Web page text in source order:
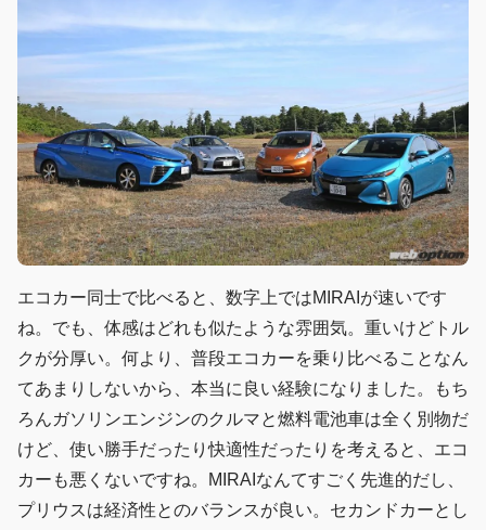
エコカー同士で比べると、数字上ではMIRAIが速いです
ね。でも、体感はどれも似たような雰囲気。重いけどトル
クが分厚い。何より、普段エコカーを乗り比べることなん
てあまりしないから、本当に良い経験になりました。もち
ろんガソリンエンジンのクルマと燃料電池車は全く別物だ
けど、使い勝手だったり快適性だったりを考えると、エコ
カーも悪くないですね。MIRAIなんてすごく先進的だし、
プリウスは経済性とのバランスが良い。セカンドカーとし